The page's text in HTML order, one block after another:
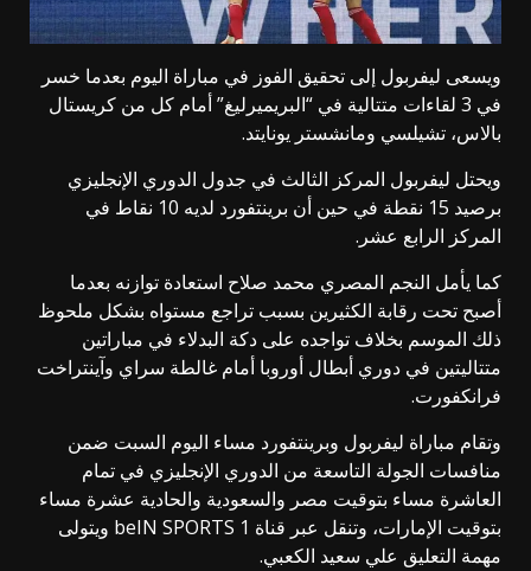
ويسعى ليفربول إلى تحقيق الفوز في مباراة اليوم بعدما خسر
في 3 لقاءات متتالية في “البريميرليغ” أمام كل من كريستال
بالاس، تشيلسي ومانشستر يونايتد.
ويحتل ليفربول المركز الثالث في جدول الدوري الإنجليزي
برصيد 15 نقطة في حين أن برينتفورد لديه 10 نقاط في
المركز الرابع عشر.
كما يأمل النجم المصري محمد صلاح استعادة توازنه بعدما
أصبح تحت رقابة الكثيرين بسبب تراجع مستواه بشكل ملحوظ
ذلك الموسم بخلاف تواجده على دكة البدلاء في مباراتين
متتاليتين في دوري أبطال أوروبا أمام غالطة سراي وآينتراخت
فرانكفورت.
وتقام مباراة ليفربول وبرينتفورد مساء اليوم السبت ضمن
منافسات الجولة التاسعة من الدوري الإنجليزي في تمام
العاشرة مساء بتوقيت مصر والسعودية والحادية عشرة مساء
بتوقيت الإمارات، وتنقل عبر قناة beIN SPORTS 1 ويتولى
مهمة التعليق علي سعيد الكعبي.